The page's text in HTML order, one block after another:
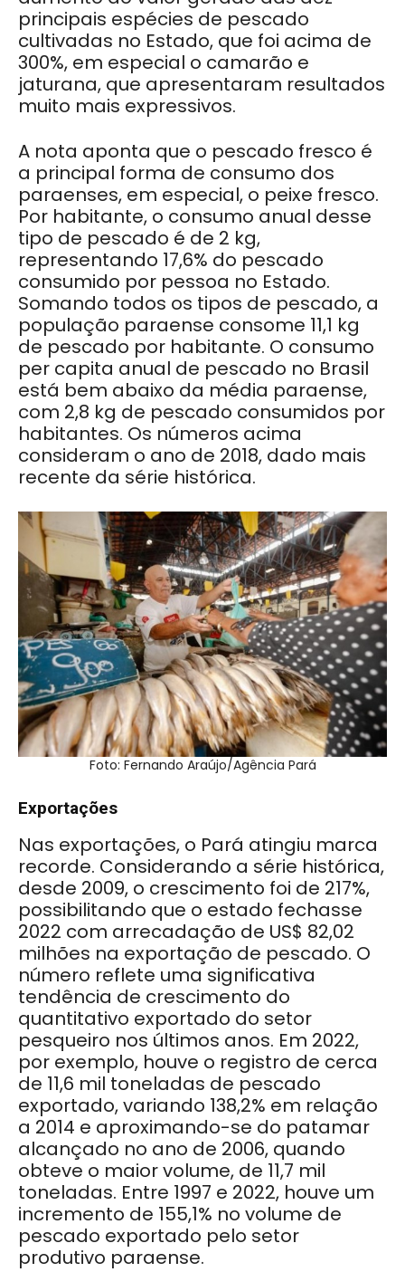
principais espécies de pescado
cultivadas no Estado, que foi acima de
300%, em especial o camarão e
jaturana, que apresentaram resultados
muito mais expressivos.
A nota aponta que o pescado fresco é
a principal forma de consumo dos
paraenses, em especial, o peixe fresco.
Por habitante, o consumo anual desse
tipo de pescado é de 2 kg,
representando 17,6% do pescado
consumido por pessoa no Estado.
Somando todos os tipos de pescado, a
população paraense consome 11,1 kg
de pescado por habitante. O consumo
per capita anual de pescado no Brasil
está bem abaixo da média paraense,
com 2,8 kg de pescado consumidos por
habitantes. Os números acima
consideram o ano de 2018, dado mais
recente da série histórica.
Foto: Fernando Araújo/Agência Pará
Exportações
Nas exportações, o Pará atingiu marca
recorde. Considerando a série histórica,
desde 2009, o crescimento foi de 217%,
possibilitando que o estado fechasse
2022 com arrecadação de US$ 82,02
milhões na exportação de pescado. O
número reflete uma significativa
tendência de crescimento do
quantitativo exportado do setor
pesqueiro nos últimos anos. Em 2022,
por exemplo, houve o registro de cerca
de 11,6 mil toneladas de pescado
exportado, variando 138,2% em relação
a 2014 e aproximando-se do patamar
alcançado no ano de 2006, quando
obteve o maior volume, de 11,7 mil
toneladas. Entre 1997 e 2022, houve um
incremento de 155,1% no volume de
pescado exportado pelo setor
produtivo paraense.